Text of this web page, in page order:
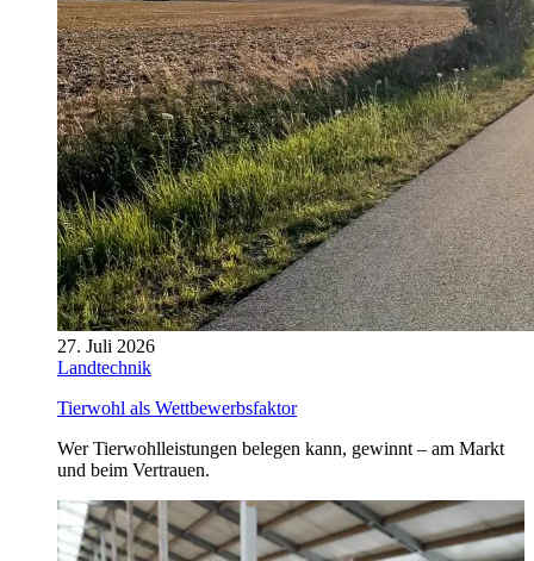
27. Juli 2026
Landtechnik
Tierwohl als Wettbewerbsfaktor
Wer Tierwohlleistungen belegen kann, gewinnt – am Markt
und beim Vertrauen.